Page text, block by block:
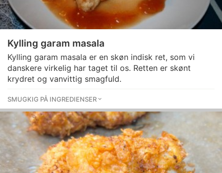
Kylling garam masala
Kylling garam masala er en skøn indisk ret, som vi
danskere virkelig har taget til os. Retten er skønt
krydret og vanvittig smagfuld.
SMUGKIG PÅ INGREDIENSER